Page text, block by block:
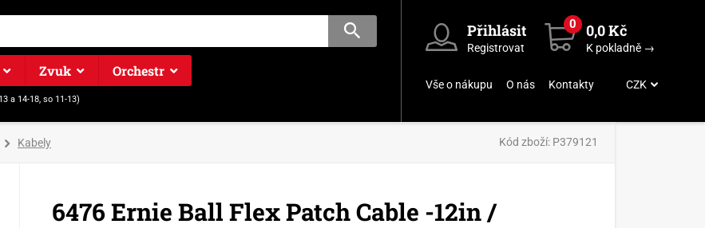
Zvuk Orchestr
a 14-18, so 11-13)
Přihlásit
Registrovat
0 0,0 Kč
K pokladně →
Vše o nákupu O nás Kontakty CZK
Kabely Kód zboží: P379121
6476 Ernie Ball Flex Patch Cable -12in /